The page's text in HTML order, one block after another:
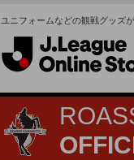
ユニフォームなどの観戦グッズ